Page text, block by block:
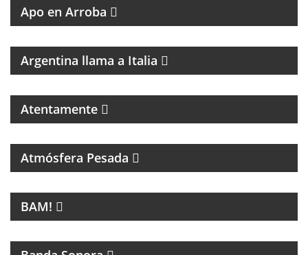
Apo en Arroba
Argentina llama a Italia
Atentamente
PROGRAMA DEDICADO A LA MÚSICA DE SANDRO Y
Atmósfera Pesada
LA NUEVA MÚSICA DE BUENOS AIRES SE LLAMA
BAM!